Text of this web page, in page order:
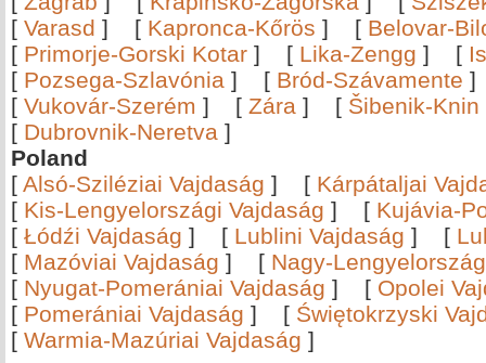
[ Varasd ] [ Kapronca-Kőrös ] [ Belovar-
[ Primorje-Gorski Kotar ] [ Lika-Zengg ] [
[ Pozsega-Szlavónia ] [ Bród-Szávamente
[ Vukovár-Szerém ] [ Zára ] [ Šibenik-Knin
[ Dubrovnik-Neretva ]
Poland
[ Alsó-Sziléziai Vajdaság ] [ Kárpátaljai
[ Kis-Lengyelországi Vajdaság ] [ Kujávia-
[ Łódźi Vajdaság ] [ Lublini Vajdaság ] [
[ Mazóviai Vajdaság ] [ Nagy-
[ Nyugat-Pomerániai Vajdaság ] [ Opolei
[ Pomerániai Vajdaság ] [ Świętokrzyski
[ Warmia-Mazúriai Vajdaság ]